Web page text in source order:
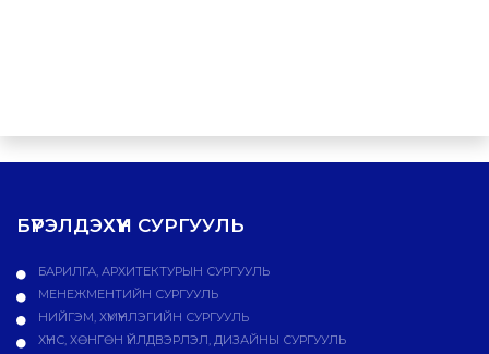
БҮРЭЛДЭХҮҮН СУРГУУЛЬ
БАРИЛГА, АРХИТЕКТУРЫН СУРГУУЛЬ
МЕНЕЖМЕНТИЙН СУРГУУЛЬ
НИЙГЭМ, ХҮМҮҮНЛЭГИЙН СУРГУУЛЬ
ХҮНС, ХӨНГӨН ҮЙЛДВЭРЛЭЛ, ДИЗАЙНЫ СУРГУУЛЬ